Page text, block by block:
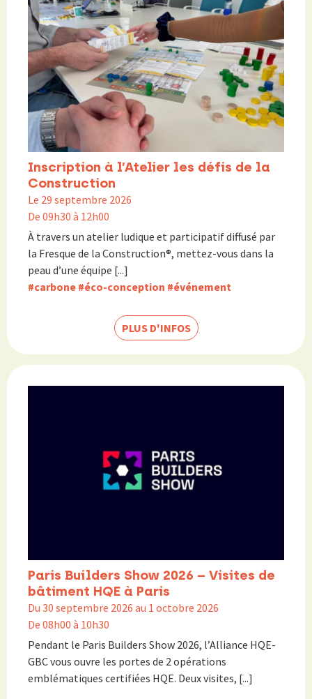
Inscription à l’Atelier les défis de la
Construction
Le 29 septembre 2026
De 09h30 à 12h00
À travers un atelier ludique et participatif diffusé par
la Fresque de la Construction®, mettez-vous dans la
peau d’une équipe [...]
#carbone #éco-conception #événement
PLUS D'INFOS
Paris Builders Show 2026 – Visites de
bâtiment HQE à Paris
Du 30 septembre 2026 au 1 octobre 2026
De 08h00 à 10h30
Pendant le Paris Builders Show 2026, l’Alliance HQE-
GBC vous ouvre les portes de 2 opérations
emblématiques certifiées HQE. Deux visites, [...]